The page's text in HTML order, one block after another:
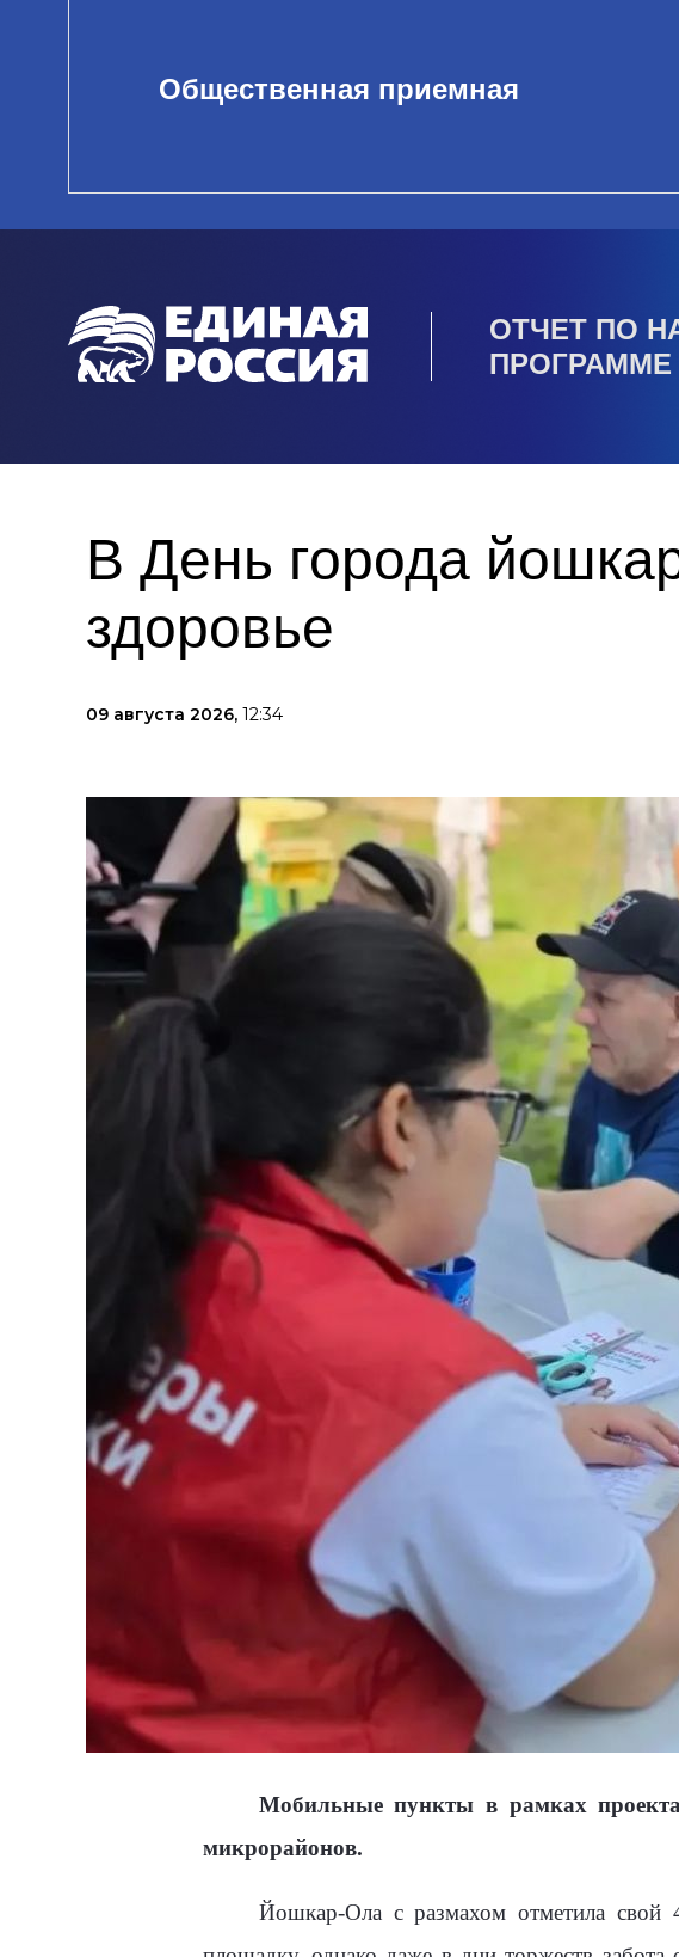
Общественная приемная
ОТЧЕТ ПО
ПРОГРАММЕ
В День города
здоровье
09 августа 2026, 12:34
Мобильные пункты в рамках
микрорайонов.
Йошкар-Ола с размахом отметила свой